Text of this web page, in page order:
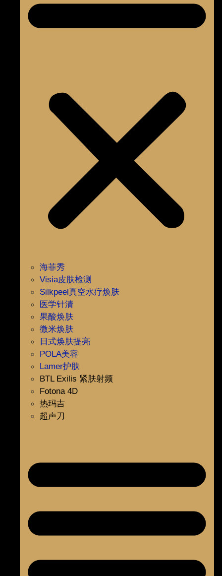
海菲秀
Visia皮肤检测
Silkpeel真空水疗焕肤
医学针清
果酸焕肤
微米焕肤
日式焕肤提亮
POLA美容
Lamer护肤
BTL Exilis 紧肤射频
Fotona 4D
热玛吉
超声刀